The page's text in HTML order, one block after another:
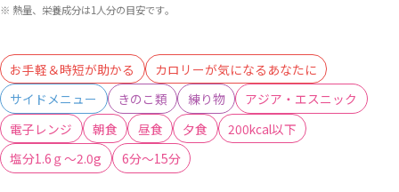
※ 熱量、栄養成分は1人分の目安です。
お手軽＆時短が助かる
カロリーが気になるあなたに
サイドメニュー
きのこ類 練り物
アジア・エスニック
電子レンジ
朝食 昼食 夕食
200kcal以下
塩分1.6ｇ～2.0g
6分～15分